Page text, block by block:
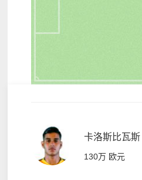
卡洛斯比瓦斯
130万 欧元